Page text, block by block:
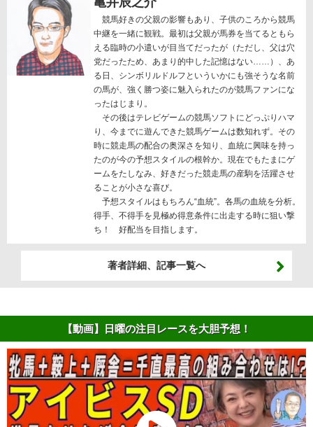
競馬好きの父親の影響もあり、子供のころから競馬
中継を一緒に観戦。最初は父親が馬券を当てるともら
える臨時の小遣いが目当てだったが（ただし、父は穴
党だったため、あまり的中した記憶はない……）、あ
る日、シンボリルドルフといういかにも強そうな名前
の馬が、強く勝つ姿に魅入られたのが競馬ファンにな
ったはじまり。
その後はテレビゲームの競馬ソフトにどっぷりハマ
り、今までに遊んできた競馬ゲームは数知れず。その
時に競走馬の配合の奥深さを知り、血統に興味を持っ
たのが今の予想スタイルの根幹か。現在でもたまにゲ
ームをたしなみ、好きだった競走馬の産駒を活躍させ
ることが小さな喜び。
予想スタイルはもちろん“血統”。各馬の血統を分析。
得手、不得手を見極め得意条件に出走する時に狙い撃
ち！ 好配当を目指します。
著者詳細、記事一覧へ
【動画】日曜の注目レースを大胆予想！